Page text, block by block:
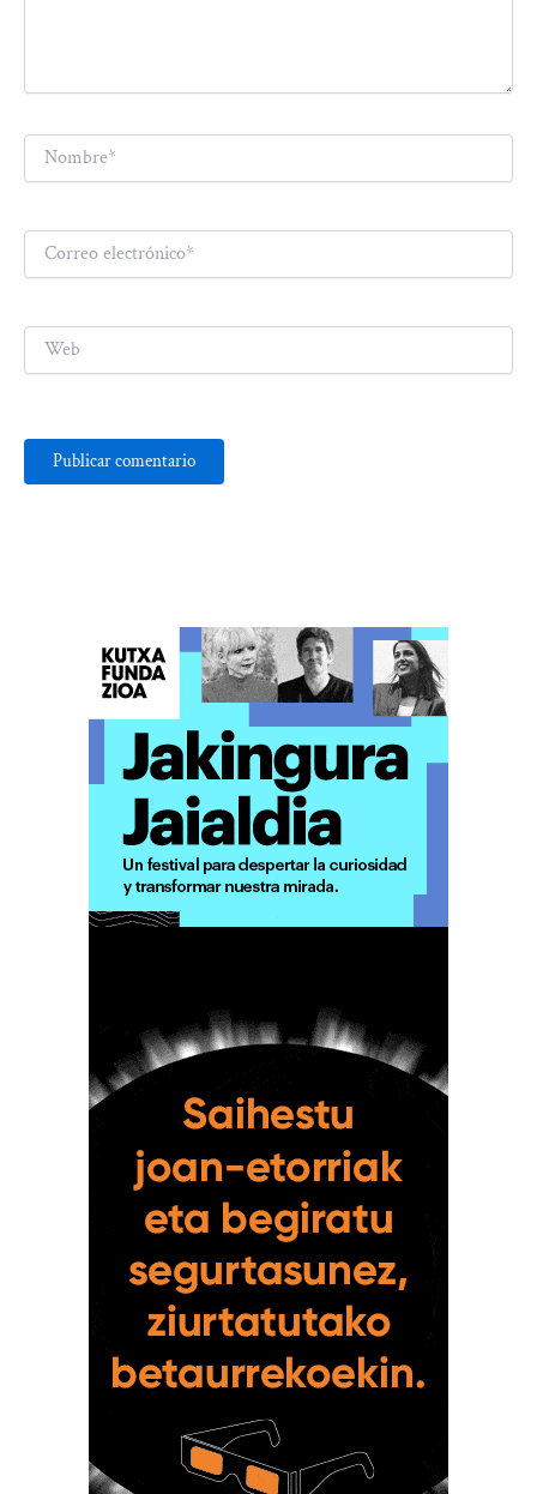
Nombre*
Correo
electrónico*
Web